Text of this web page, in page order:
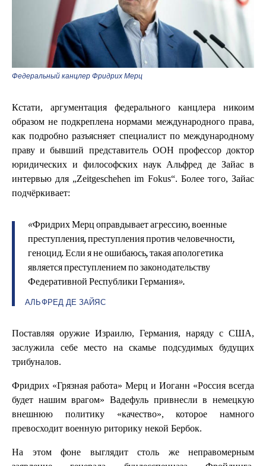
Федеральный канцлер Фридрих Мерц
Кстати, аргументация федерального канцлера никоим
образом не подкреплена нормами международного права,
как подробно разъясняет специалист по международному
праву и бывший представитель ООН профессор доктор
юридических и философских наук Альфред де Зайас в
интервью для „Zeitgeschehen im Fokus“. Более того, Зайас
подчёркивает:
«Фридрих Мерц оправдывает агрессию, военные
преступления, преступления против человечности,
геноцид. Если я не ошибаюсь, такая апологетика
является преступлением по законодательству
Федеративной Республики Германия».
АЛЬФРЕД ДЕ ЗАЙЯС
Поставляя оружие Израилю, Германия, наряду с США,
заслужила себе место на скамье подсудимых будущих
трибуналов.
Фридрих «Грязная работа» Мерц и Иоганн «Россия всегда
будет нашим врагом» Вадефуль привнесли в немецкую
внешнюю политику «качество», которое намного
превосходит военную риторику некой Бербок.
На этом фоне выглядит столь же неправомерным